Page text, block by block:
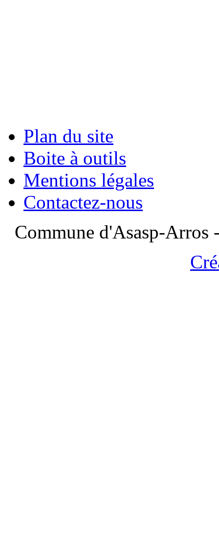
Plan du site
Boite à outils
Mentions légales
Contactez-nous
Commune d'Asasp-Arros